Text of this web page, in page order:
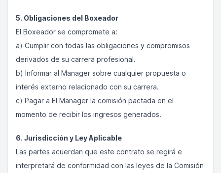
5. Obligaciones del Boxeador
El Boxeador se compromete a:
a) Cumplir con todas las obligaciones y compromisos
derivados de su carrera profesional.
b) Informar al Manager sobre cualquier propuesta o
interés externo relacionado con su carrera.
c) Pagar a El Manager la comisión pactada en el
momento de recibir los ingresos generados.
6. Jurisdicción y Ley Aplicable
Las partes acuerdan que este contrato se regirá e
interpretará de conformidad con las leyes de la Comisión